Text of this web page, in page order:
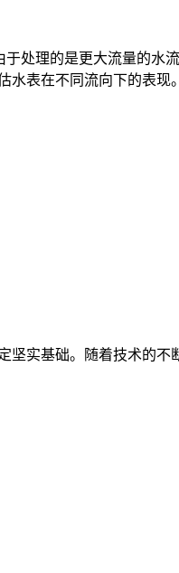
处理的是更大流量的水
表在不同流向下的表现
实基础。随着技术的不